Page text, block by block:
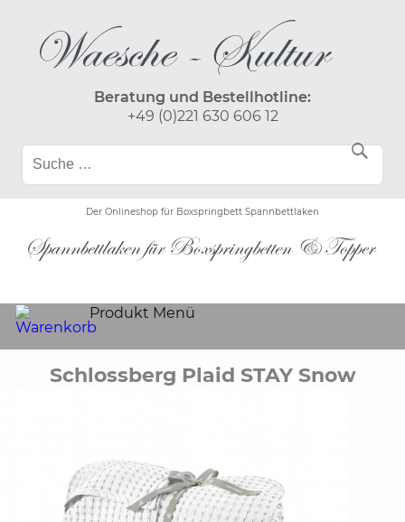
Beratung und Bestellhotline:
+49 (0)221 630 606 12
Der Onlineshop für Boxspringbett Spannbettlaken
Produkt Menü
Schlossberg Plaid STAY Snow